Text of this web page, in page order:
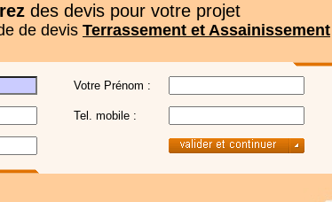
des devis pour votre projet
de devis Terrassement et Assainissement
Votre Prénom :
Tel. mobile :